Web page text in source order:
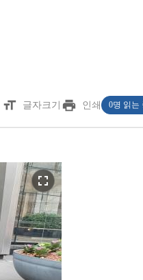
format_size 글자크기 print 인쇄 0명 읽는
fullscreen